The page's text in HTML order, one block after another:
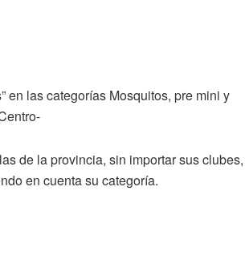
en las categorías Mosquitos, pre mini y
de la provincia, sin importar sus clubes,
en cuenta su categoría.